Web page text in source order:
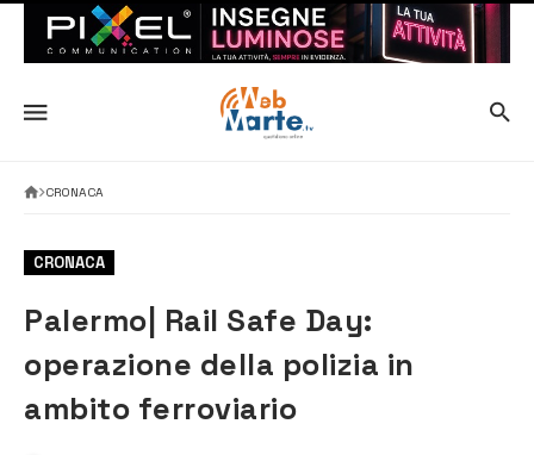
CRONACA
CRONACA
Palermo| Rail Safe Day:
operazione della polizia in
ambito ferroviario